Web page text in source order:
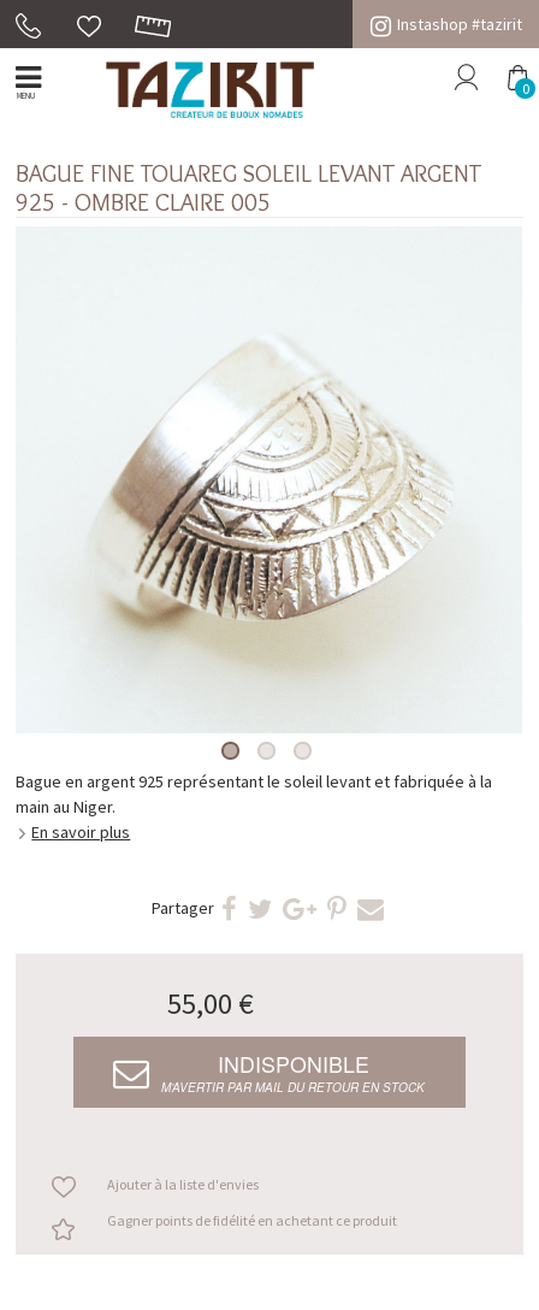
Instashop #tazirit
MENU 0
BAGUE FINE TOUAREG SOLEIL LEVANT ARGENT
925 - OMBRE CLAIRE 005
Bague en argent 925 représentant le soleil levant et fabriquée à la
main au Niger.
En savoir plus
Partager
55,00 €
INDISPONIBLE
M’AVERTIR PAR MAIL DU RETOUR EN STOCK
Ajouter à la liste d'envies
Gagner points de fidélité en achetant ce produit